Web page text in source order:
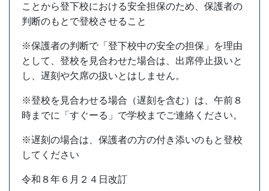
ことから登下校における安全担保のため、保護者の
判断のもとで登校させること
※保護者の判断で「登下校中の安全の担保」を理由
として、登校を見合わせた場合は、出席停止扱いと
し、遅刻や欠席の扱いとはしません。
※登校を見合わせる場合（遅刻を含む）は、午前８
時までに「すぐーる」で学校までご連絡ください。
※遅刻の場合は、保護者の方の付き添いのもと登校
してください
令和８年６月２４日改訂